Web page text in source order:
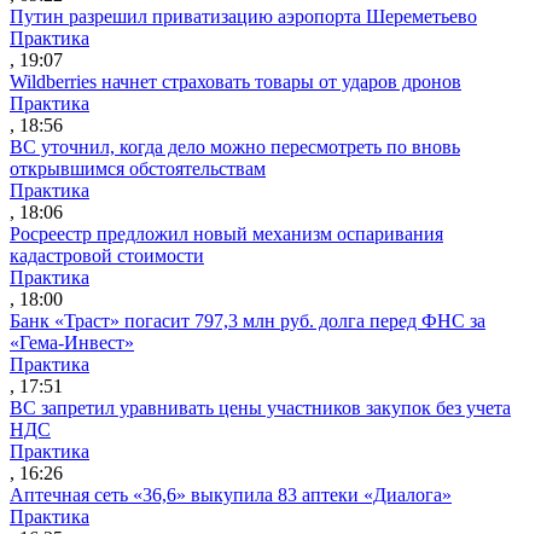
Путин разрешил приватизацию аэропорта Шереметьево
Практика
, 19:07
Wildberries начнет страховать товары от ударов дронов
Практика
, 18:56
ВС уточнил, когда дело можно пересмотреть по вновь
открывшимся обстоятельствам
Практика
, 18:06
Росреестр предложил новый механизм оспаривания
кадастровой стоимости
Практика
, 18:00
Банк «Траст» погасит 797,3 млн руб. долга перед ФНС за
«Гема-Инвест»
Практика
, 17:51
ВС запретил уравнивать цены участников закупок без учета
НДС
Практика
, 16:26
Аптечная сеть «36,6» выкупила 83 аптеки «Диалога»
Практика